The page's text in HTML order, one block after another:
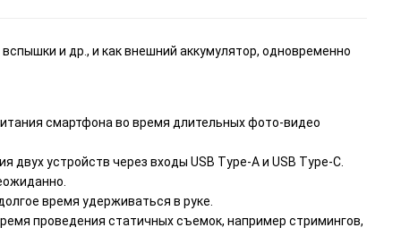
и др., и как внешний аккумулятор, одновременно
смартфона во время длительных фото-видео
устройств через входы USB Type-A и USB Type-C.
время удерживаться в руке.
проведения статичных съемок, например стримингов,